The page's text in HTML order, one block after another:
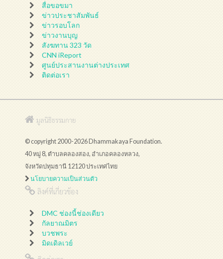
สื่อขอขมา
ข่าวประชาสัมพันธ์
ข่าวรอบโลก
ข่าวงานบุญ
สังฆทาน 323 วัด
CNN iReport
ศูนย์ประสานงานต่างประเทศ
ติดต่อเรา
มูลนิธิธรรมกาย
© copyright 2000-2026 Dhammakaya Foundation.
40 หมู่ 8, ตำบลคลองสอง, อำเภอคลองหลวง,
จังหวัดปทุมธานี 12120 ประเทศไทย
นโยบายความเป็นส่วนตัว
ลิงค์ที่เกี่ยวข้อง
DMC ช่องนี้ช่องเดียว
กัลยาณมิตร
บวชพระ
มิดเดิลเวย์